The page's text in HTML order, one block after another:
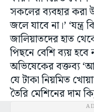
সকলের ব্যবহার করা
জলে যাবে না।’
জালিয়াতদের হাত
পিছনে বেশি ব্যয় হবে
অভিষেকের বক্তব্য
যে টাকা নিয়মিত
তৈরি মেশিনের দাম